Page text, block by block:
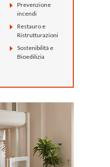
Prevenzione
incendi
Restauro e
Ristrutturazioni
Sostenibilità e
Bioedilizia